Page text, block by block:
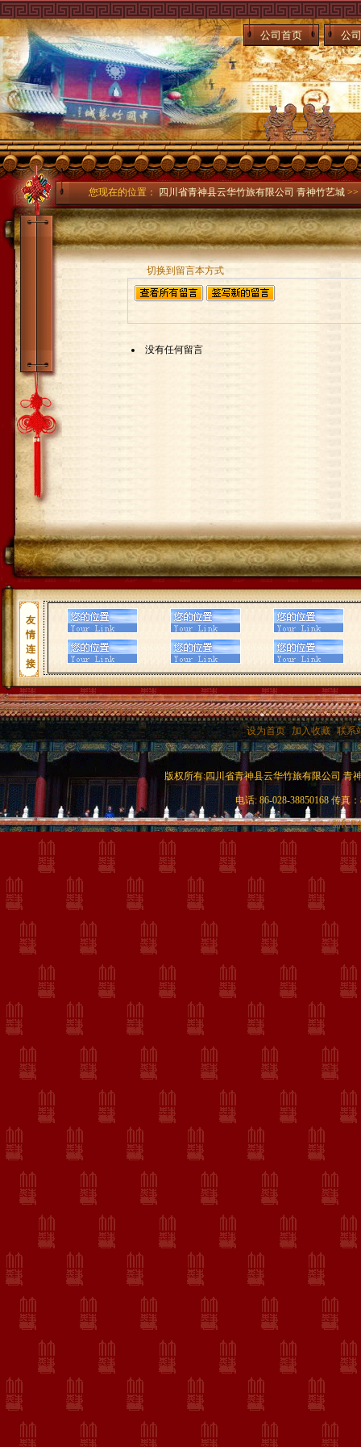
公司首页 公
您现在的位置： 四川省青神县云华竹旅有限公司 青神竹艺城 >>
切换到留言本方式
没有任何留言
友
情
连
接
|设为首页 加入收藏| 联系
版权所有:四川省青神县云华竹旅有限公司 青
电话: 86-028-38850168 传真
蜀ICP